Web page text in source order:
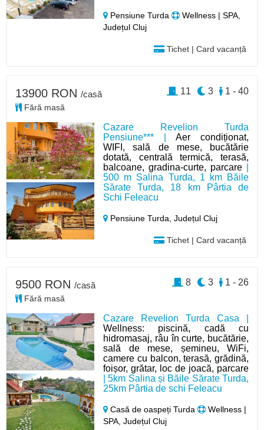
Pensiune Turda
Wellness | SPA,
Județul Cluj
Tichet | Card vacanță
Cazare Revelion Turda
Pensiune*** |Aer condiționat,
WIFI, sală de mese, bucătărie
dotată, centrală termică, terasă,
balcoane, gradina-curte, parcare
500 m Salina Turda, 1 km Băile
Sărate Turda, 18 km Pârtia de
Schi Feleacu
Pensiune Turda,Județul Cluj
Tichet | Card vacanță
13900 RON /casă
Fără masă
1 - 40
3
11
Cazare Revelion Turda Casa |
Wellness: piscină, cadă cu
hidromasaj, râu în curte, bucătărie,
sală de mese, șemineu, WiFi,
camere cu balcon, terasă, grădină,
foișor, grătar, loc de joacă, parcare
| 5km Salina și Băile Sărate Turda,
25km Pârtia de schi Feleacu
Casă de oaspeți Turda
Wellness |
SPA, Județul Cluj
9500 RON /casă
Fără masă
1 - 26
3
8